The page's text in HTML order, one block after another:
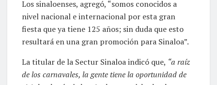
Los sinaloenses, agregó, “somos conocidos a
nivel nacional e internacional por esta gran
fiesta que ya tiene 125 años; sin duda que esto
resultará en una gran promoción para Sinaloa”.
La titular de la Sectur Sinaloa indicó que, “a raíz
de los carnavales, la gente tiene la oportunidad de